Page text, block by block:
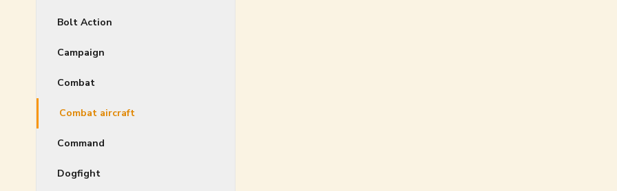
Bolt Action
Campaign
Combat
Combat aircraft
Command
Dogfight